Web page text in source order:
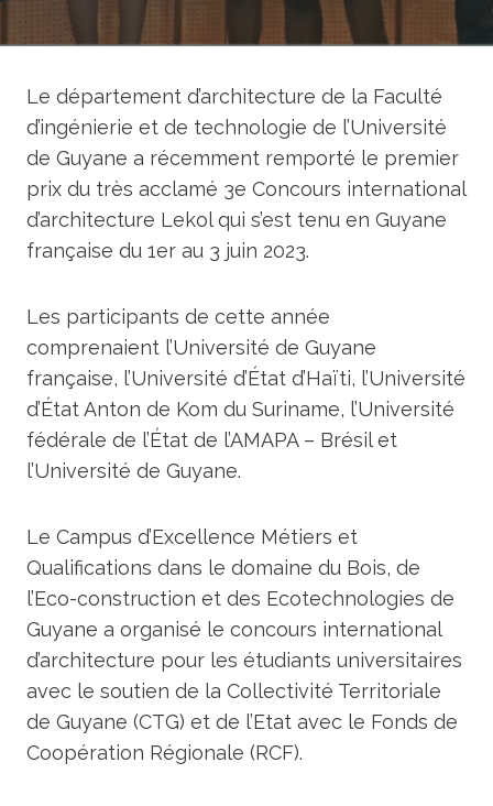
Le département d’architecture de la Faculté
d’ingénierie et de technologie de l’Université
de Guyane a récemment remporté le premier
prix du très acclamé 3e Concours international
d’architecture Lekol qui s’est tenu en Guyane
française du 1er au 3 juin 2023.
Les participants de cette année
comprenaient l’Université de Guyane
française, l’Université d’État d’Haïti, l’Université
d’État Anton de Kom du Suriname, l’Université
fédérale de l’État de l’AMAPA – Brésil et
l’Université de Guyane.
Le Campus d’Excellence Métiers et
Qualifications dans le domaine du Bois, de
l’Eco-construction et des Ecotechnologies de
Guyane a organisé le concours international
d’architecture pour les étudiants universitaires
avec le soutien de la Collectivité Territoriale
de Guyane (CTG) et de l’Etat avec le Fonds de
Coopération Régionale (RCF).